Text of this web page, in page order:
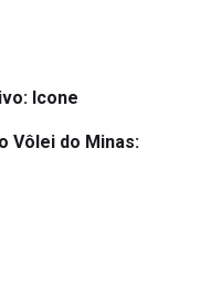
Icone
Vôlei do Minas: